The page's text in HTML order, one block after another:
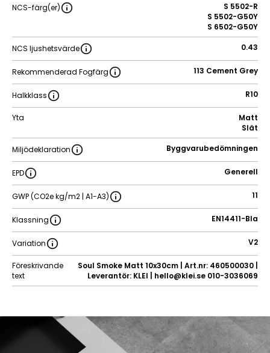
NCS-färg(er)
S 5502-R
S 5502-G50Y
S 6502-G50Y
NCS ljushetsvärde 0.43
Rekommenderad Fogfärg 113 Cement Grey
Halkklass R10
Yta
Matt
Slät
Miljödeklaration Byggvarubedömningen
EPD Generell
GWP (CO2e kg/m2 | A1-A3) 11
Klassning EN14411-BIa
Variation V2
Föreskrivande
text
Soul Smoke Matt 10x30cm | Art.nr: 460500030 |
Leverantör: KLEI | hello@klei.se 010-3036069